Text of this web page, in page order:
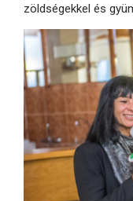
zöldségekkel és